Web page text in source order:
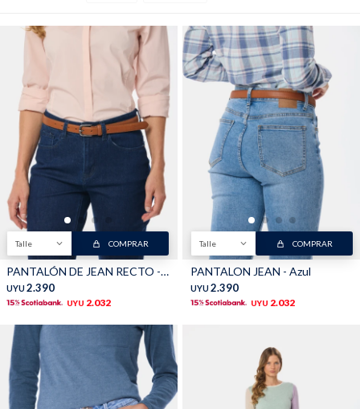
Talle COMPRAR
PANTALÓN DE JEAN RECTO - Azul
UYU 2.390
UYU 2.032
Talle COMPRAR
PANTALON JEAN - Azul
UYU 2.390
UYU 2.032
Buzos Pantalones
Camperas Chalecos
Canguros